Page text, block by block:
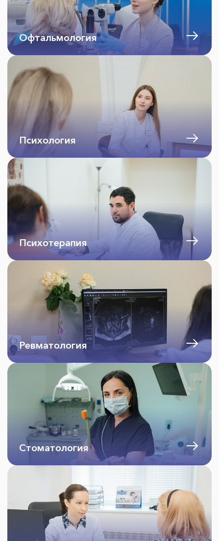
Офтальмология
Психология
Психотерапия
Ревматология
Стоматология